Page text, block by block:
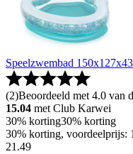
Speelzwembad
(2)Beoordeeld met 4.0 van
15.04 met Club Karwei
30% korting30% korting
30% korting, voordeelprijs:
21 .49